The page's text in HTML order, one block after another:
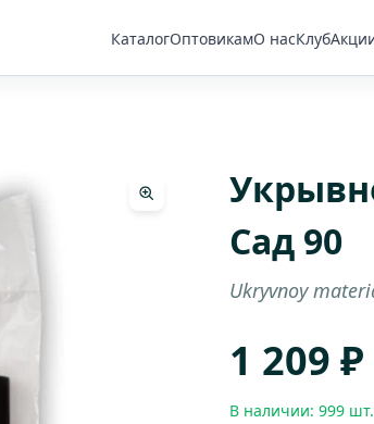
КаталогОптовикамО насКлуб
Сад 90
Ukryvnoy
1 209 ₽
В наличии: 999 шт.